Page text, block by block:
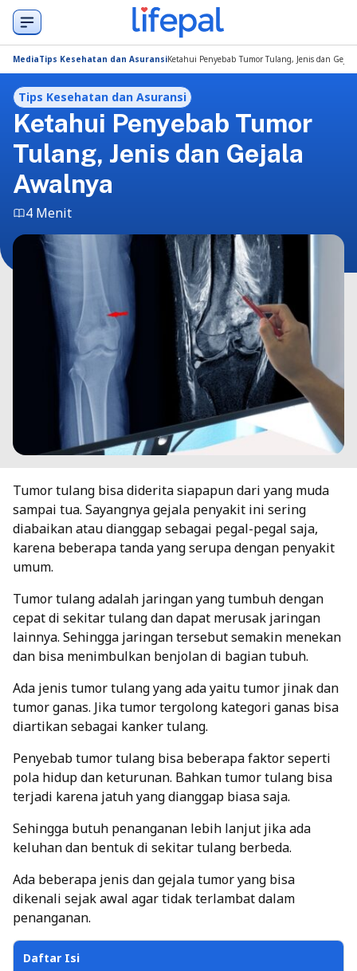
MediaTips Kesehatan dan AsuransiKetahui Penyebab Tumor Tulang, Jenis dan
Tips Kesehatan dan Asuransi
Ketahui Penyebab Tumor
Tulang, Jenis dan Gejala
Awalnya
4 Menit
Tumor tulang bisa diderita siapapun dari yang muda
sampai tua. Sayangnya gejala penyakit ini sering
diabaikan atau dianggap sebagai pegal-pegal saja,
karena beberapa tanda yang serupa dengan penyakit
umum.
Tumor tulang adalah jaringan yang tumbuh dengan
cepat di sekitar tulang dan dapat merusak jaringan
lainnya. Sehingga jaringan tersebut semakin menekan
dan bisa menimbulkan benjolan di bagian tubuh.
Ada jenis tumor tulang yang ada yaitu tumor jinak dan
tumor ganas. Jika tumor tergolong kategori ganas bisa
diartikan sebagai kanker tulang.
Penyebab tumor tulang bisa beberapa faktor seperti
pola hidup dan keturunan. Bahkan tumor tulang bisa
terjadi karena jatuh yang dianggap biasa saja.
Sehingga butuh penanganan lebih lanjut jika ada
keluhan dan bentuk di sekitar tulang berbeda.
Ada beberapa jenis dan gejala tumor yang bisa
dikenali sejak awal agar tidak terlambat dalam
penanganan.
Daftar Isi